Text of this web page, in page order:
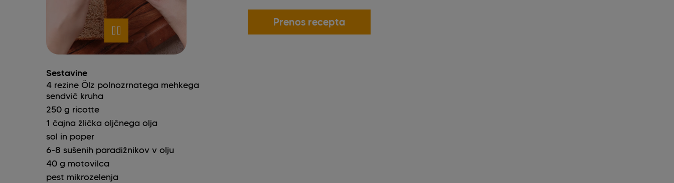
Prenos recepta
Sestavine
4 rezine Ölz polnozrnatega mehkega
sendvič kruha
250 g ricotte
1 čajna žlička oljčnega olja
sol in poper
6-8 sušenih paradižnikov v olju
40 g motovilca
pest mikrozelenja